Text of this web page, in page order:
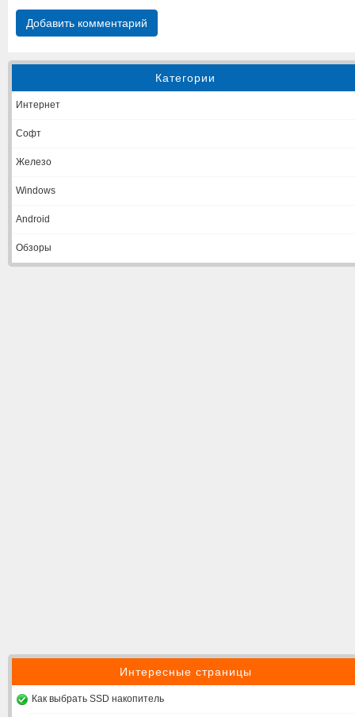
Категории
Интернет
Софт
Железо
Windows
Android
Обзоры
Интересные страницы
Как выбрать SSD накопитель
Добавить комментарий